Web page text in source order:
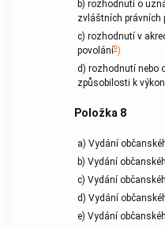
b) rozhodnutí o
zvláštních právních
c) rozhodnutí v
povolání9)
d) rozhodnutí nebo
způsobilosti k
Položka 8
a) Vydání
b) Vydání
c) Vydání
d) Vydání
e) Vydání